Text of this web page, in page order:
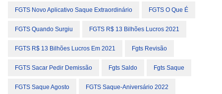
FGTS Novo Aplicativo Saque Extraordinário FGTS O Que É
FGTS Quando Surgiu FGTS R$ 13 Bilhões Lucros 2021
FGTS R$ 13 Bilhões Lucros Em 2021 Fgts Revisão
FGTS Sacar Pedir Demissão Fgts Saldo Fgts Saque
FGTS Saque Agosto FGTS Saque-Aniversário 2022